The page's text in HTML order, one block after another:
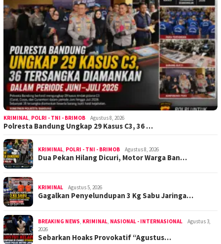
KRIMINAL POLRI - TNI - BRIMOB Agustus 8, 2026
Polresta Bandung Ungkap 29 Kasus C3, 36 …
KRIMINAL POLRI - TNI - BRIMOB Agustus 8, 2026
Dua Pekan Hilang Dicuri, Motor Warga Ban…
KRIMINAL Agustus 5, 2026
Gagalkan Penyelundupan 3 Kg Sabu Jaringa…
BREAKING NEWS KRIMINAL NASIONAL - INTERNASIONAL
Agustus 3,
2026
Sebarkan Hoaks Provokatif “Agustus…